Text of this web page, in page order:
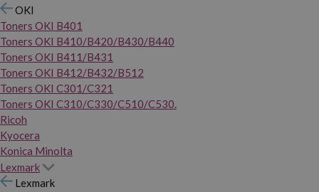
OKI
Toners OKI B401
Toners OKI B410/B420/B430/B440
Toners OKI B411/B431
Toners OKI B412/B432/B512
Toners OKI C301/C321
Toners OKI C310/C330/C510/C530.
Ricoh
Kyocera
Konica Minolta
Lexmark
Lexmark